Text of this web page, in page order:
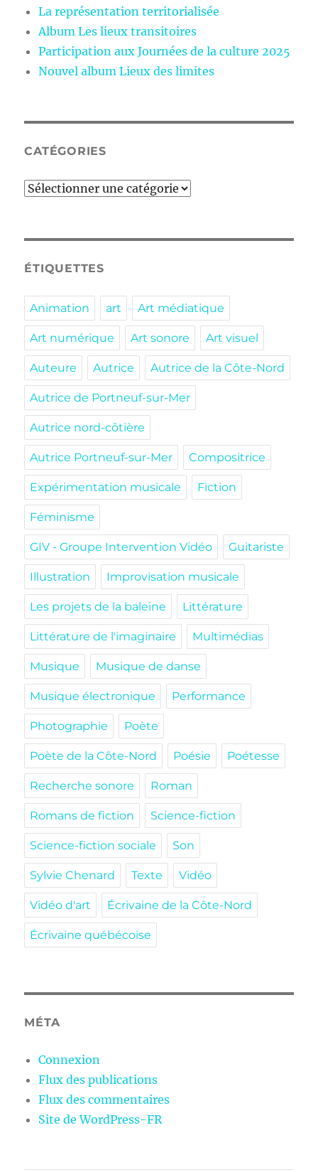
La représentation territorialisée
Album Les lieux transitoires
Participation aux Journées de la culture 2025
Nouvel album Lieux des limites
CATÉGORIES
Catégories
ÉTIQUETTES
Animation art Art médiatique
Art numérique Art sonore Art visuel
Auteure Autrice Autrice de la Côte-Nord
Autrice de Portneuf-sur-Mer
Autrice nord-côtière
Autrice Portneuf-sur-Mer Compositrice
Expérimentation musicale Fiction
Féminisme
GIV - Groupe Intervention Vidéo Guitariste
Illustration Improvisation musicale
Les projets de la baleine Littérature
Littérature de l'imaginaire Multimédias
Musique Musique de danse
Musique électronique Performance
Photographie Poète
Poète de la Côte-Nord Poésie Poétesse
Recherche sonore Roman
Romans de fiction Science-fiction
Science-fiction sociale Son
Sylvie Chenard Texte Vidéo
Vidéo d'art Écrivaine de la Côte-Nord
Écrivaine québécoise
MÉTA
Connexion
Flux des publications
Flux des commentaires
Site de WordPress-FR